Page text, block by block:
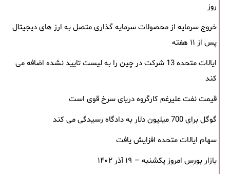
روز
خروج سرمایه از محصولات سرمایه ‌گذاری متصل به ارز های دیجیتال
پس از ۱۱ هفته
ایالات متحده 13 شرکت در چین را به لیست تایید نشده اضافه می
کند
قیمت نفت علیرغم کارگروه دریای سرخ قوی است
گوگل برای 700 میلیون دلار به دادگاه رسیدگی می کند
سهام ایالات متحده افزایش یافت
بازار بورس امروز یکشنبه – ۱۹ آذر ۱۴۰۲